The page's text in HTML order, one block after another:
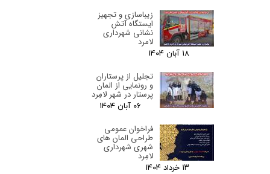
زیباسازی و تجهیز
ایستگاه آتش
نشانی شهرداری
لامرد
۱۸ آبان ۰۴
تجلیل از پرستاران
و رونمایی از المان
پرستار در شهر لامِرد
۰۶ آبان ۰۴
فراخوان عمومی
طراحی المان های
شهری شهرداری
لامِرد
۱۳ خرداد ۰۴